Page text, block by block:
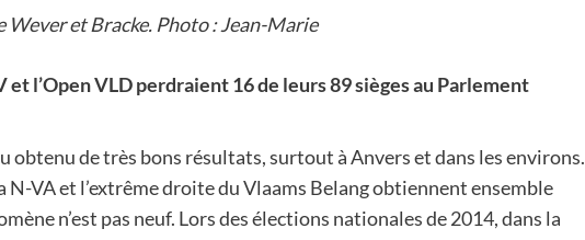
Wever et Bracke. Photo : Jean-Marie
l’Open VLD perdraient 16 de leurs 89 sièges au Parlement
obtenu de très bons résultats, surtout à Anvers et dans les environs.
N-VA et l’extrême droite du Vlaams Belang obtiennent ensemble
n’est pas neuf. Lors des élections nationales de 2014, dans la